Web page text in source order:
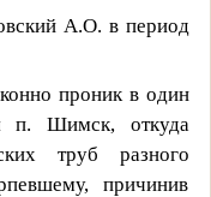
А.О. в период
проник в один
п. Шимск, откуда
труб разного
причинив